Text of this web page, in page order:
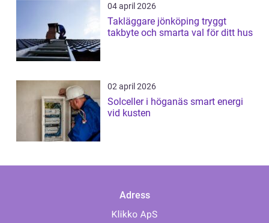
04 april 2026
Takläggare jönköping tryggt
takbyte och smarta val för ditt hus
02 april 2026
Solceller i höganäs smart energi
vid kusten
Adress